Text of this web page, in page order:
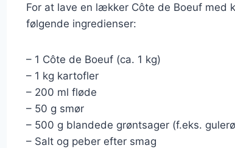
For at lave en lækker Côte de Boeuf med
følgende ingredienser:
– 1 Côte de Boeuf (ca. 1 kg)
– 1 kg kartofler
– 200 ml fløde
– 50 g smør
– 500 g blandede grøntsager (f.eks.
– Salt og peber efter smag